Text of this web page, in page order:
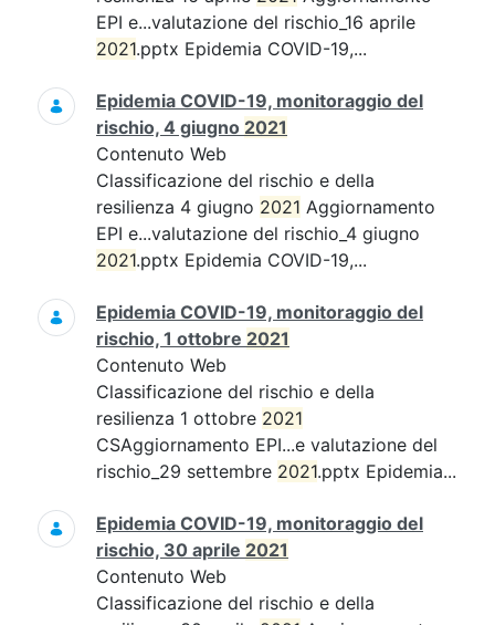
EPI e...valutazione del rischio_16 aprile
2021.pptx Epidemia COVID-19,...
Epidemia COVID-19, monitoraggio del
rischio, 4 giugno 2021
Contenuto Web
Classificazione del rischio e della
resilienza 4 giugno 2021 Aggiornamento
EPI e...valutazione del rischio_4 giugno
2021.pptx Epidemia COVID-19,...
Epidemia COVID-19, monitoraggio del
rischio, 1 ottobre 2021
Contenuto Web
Classificazione del rischio e della
resilienza 1 ottobre 2021
CSAggiornamento EPI...e valutazione del
rischio_29 settembre 2021.pptx Epidemia...
Epidemia COVID-19, monitoraggio del
rischio, 30 aprile 2021
Contenuto Web
Classificazione del rischio e della